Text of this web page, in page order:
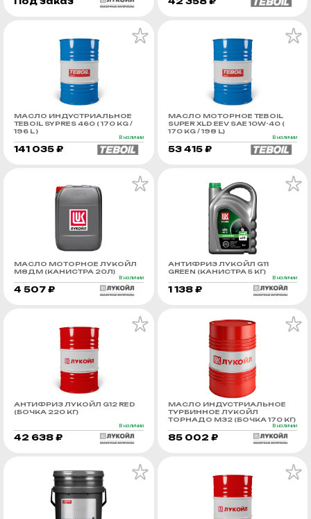
МАСЛО ИНДУСТРИАЛЬНОЕ
TEBOIL SYPRES 460 ( 170 KG /
196 L )
В наличии
141 035 ₽
МАСЛО МОТОРНОЕ TEBOIL
SUPER XLD EEV SAE 10W-40 (
170 KG / 198 L)
В наличии
53 415 ₽
МАСЛО МОТОРНОЕ ЛУКОЙЛ
М8ДМ (КАНИСТРА 20Л)
В наличии
4 507 ₽
АНТИФРИЗ ЛУКОЙЛ G11
GREEN (КАНИСТРА 5 КГ)
В наличии
1 138 ₽
АНТИФРИЗ ЛУКОЙЛ G12 RED
(БОЧКА 220 КГ)
В наличии
42 638 ₽
МАСЛО ИНДУСТРИАЛЬНОЕ
ТУРБИННОЕ ЛУКОЙЛ
ТОРНАДО М32 (БОЧКА 170 КГ)
В наличии
85 002 ₽